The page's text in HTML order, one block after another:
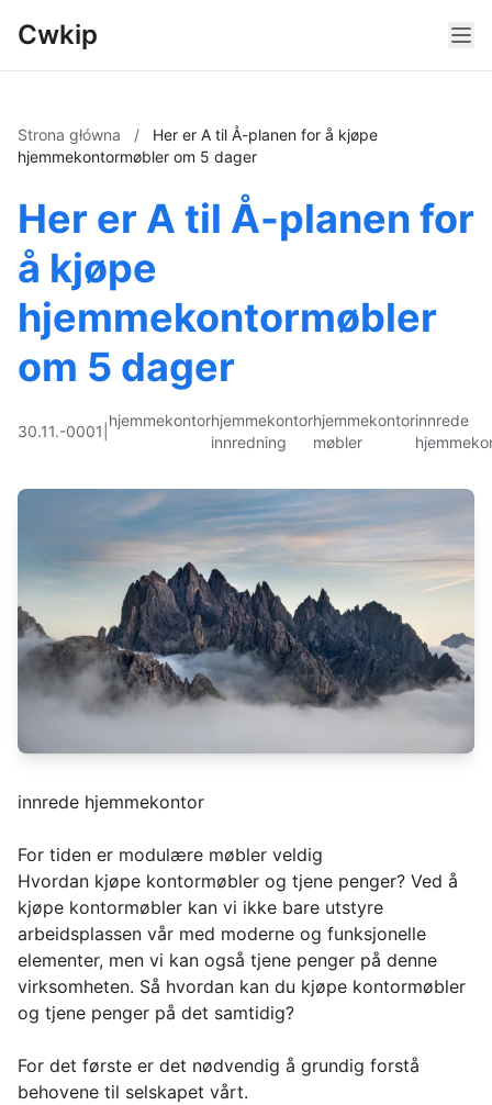
Cwkip
Strona główna /
Her er A til Å-planen for å kjøpe
hjemmekontormøbler om 5 dager
Her er A til Å-planen for
å kjøpe
hjemmekontormøbler
om 5 dager
30.11.-0001
hjemmekontorhjemmekontor
innredning
hjemmekontor
møbler
innrede
innrede hjemmekontor
For tiden er modulære møbler veldig
Hvordan kjøpe kontormøbler og tjene penger? Ved å
kjøpe kontormøbler kan vi ikke bare utstyre
arbeidsplassen vår med moderne og funksjonelle
elementer, men vi kan også tjene penger på denne
virksomheten. Så hvordan kan du kjøpe kontormøbler
og tjene penger på det samtidig?
For det første er det nødvendig å grundig forstå
behovene til selskapet vårt.